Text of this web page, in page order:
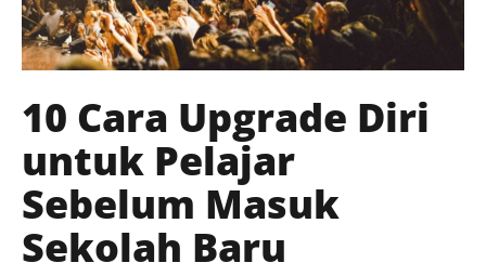
10 Cara Upgrade Diri
untuk Pelajar
Sebelum Masuk
Sekolah Baru